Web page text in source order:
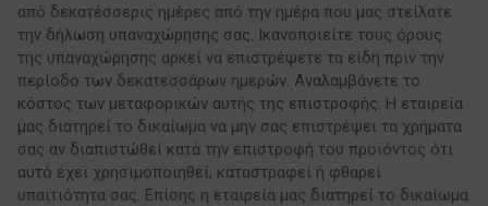
από δεκατέσσερις ημέρες από την ημέρα που μας στείλατε
την δήλωση υπαναχώρησης σας. Ικανοποιείτε τους όρους
της υπαναχώρησης αρκεί να επιστρέψετε τα είδη πριν την
περίοδο των δεκατεσσάρων ημερών. Αναλαμβάνετε το
κόστος των μεταφορικών αυτής της επιστροφής. Η εταιρεία
μας διατηρεί το δικαίωμα να μην σας επιστρέψει τα χρήματα
σας αν διαπιστώθεί κατά την επιστροφή του προϊόντος ότι
αυτό έχει χρησιμοποιηθεί, καταστραφεί ή φθαρεί
υπαιτιότητα σας. Επίσης η εταιρεία μας διατηρεί το δικαίωμα